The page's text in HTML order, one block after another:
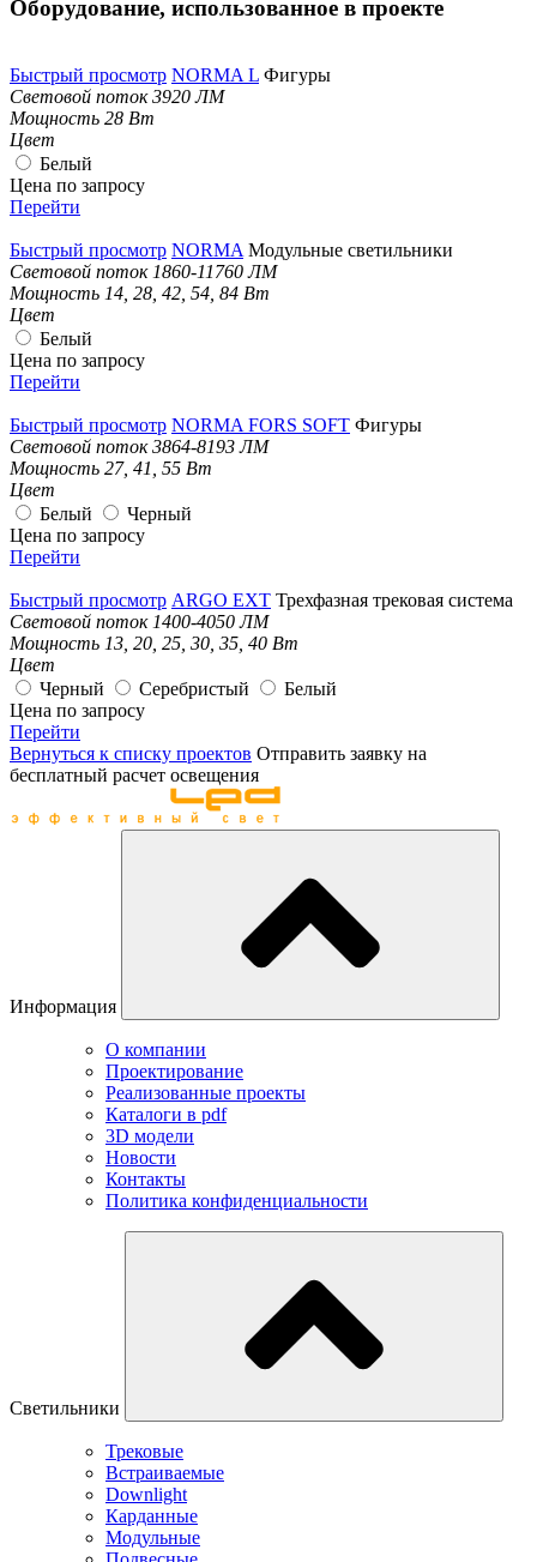
Оборудование, использованное в проекте
Быстрый просмотр NORMA L Фигуры
Световой поток 3920 ЛМ
Мощность 28 Вт
Цвет
Белый
Цена по запросу
Перейти
Быстрый просмотр NORMA Модульные светильники
Световой поток 1860-11760 ЛМ
Мощность 14, 28, 42, 54, 84 Вт
Цвет
Белый
Цена по запросу
Перейти
Быстрый просмотр NORMA FORS SOFT Фигуры
Световой поток 3864-8193 ЛМ
Мощность 27, 41, 55 Вт
Цвет
Белый
Черный
Цена по запросу
Перейти
Быстрый просмотр ARGO EXT Трехфазная трековая система
Световой поток 1400-4050 ЛМ
Мощность 13, 20, 25, 30, 35, 40 Вт
Цвет
Черный
Серебристый
Белый
Цена по запросу
Перейти
Вернуться к списку проектов Отправить заявку на
бесплатный расчет освещения
Информация
О компании
Проектирование
Реализованные проекты
Каталоги в pdf
3D модели
Новости
Контакты
Политика конфиденциальности
Светильники
Трековые
Встраиваемые
Downlight
Карданные
Модульные